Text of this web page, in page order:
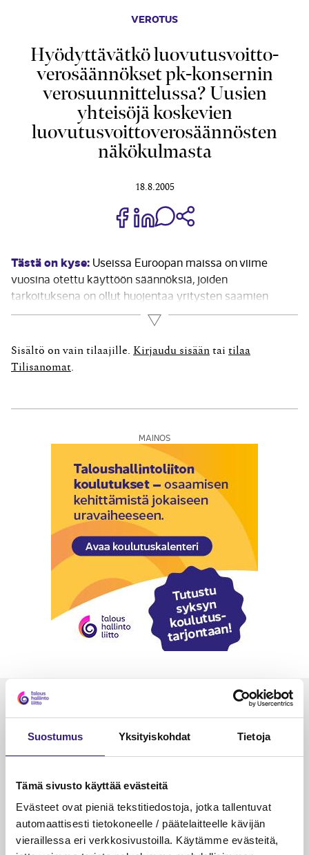
Suostumus Yksityiskohdat Tietoja
Tämä sivusto käyttää evästeitä
Evästeet ovat pieniä tekstitiedostoja, jotka tallentuvat
automaattisesti tietokoneelle / päätelaitteelle kävijän
vieraillessa eri verkkosivustoilla. Käytämme evästeitä,
VEROTUS
Hyödyttävätkö luovutusvoitto-
verosäännökset pk-konsernin
verosuunnittelussa? Uusien
yhteisöjä koskevien
luovutusvoittoverosäännösten
näkökulmasta
18.8.2005
Jaa Share on Facebook
Jaa Share on LinkedIn
Jaa WhatsApp-viestinä
Tästä on kyse: Useissa Euroopan maissa on viime
vuosina otettu käyttöön säännöksiä, joiden
tarkoituksena on ollut huojentaa yritysten saamien
osakkeiden luovutusvoittojen verotusta. Muutosten
taustalla on ollut kiristyvä verokilpailu ja pelko
suuryritysten sijoittautumisesta sellaisiin valtioihin,
joissa luovutusvoittoja ei veroteta. Lisäksi säännöksillä
Lue lisää
Sisältö on vain tilaajille. Kirjaudu sisään tai tilaa
Tilisanomat
MAINOS
Luetuimmat
VEROTUS
Kulu­veloitukset arvon­lisä­
veloitus, kulujen edelleen­
veloitus ja läpi­laskutus
15.5.2023 10 min
14.5.2021